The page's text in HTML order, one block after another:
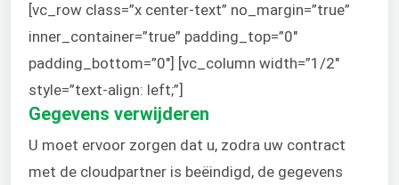
[vc_row class=”x center-text” no_margin=”true”
inner_container=”true” padding_top=”0″
padding_bottom=”0″] [vc_column width=”1/2″
style=”text-align: left;”]
Gegevens verwijderen
U moet ervoor zorgen dat u, zodra uw contract
met de cloudpartner is beëindigd, de gegevens